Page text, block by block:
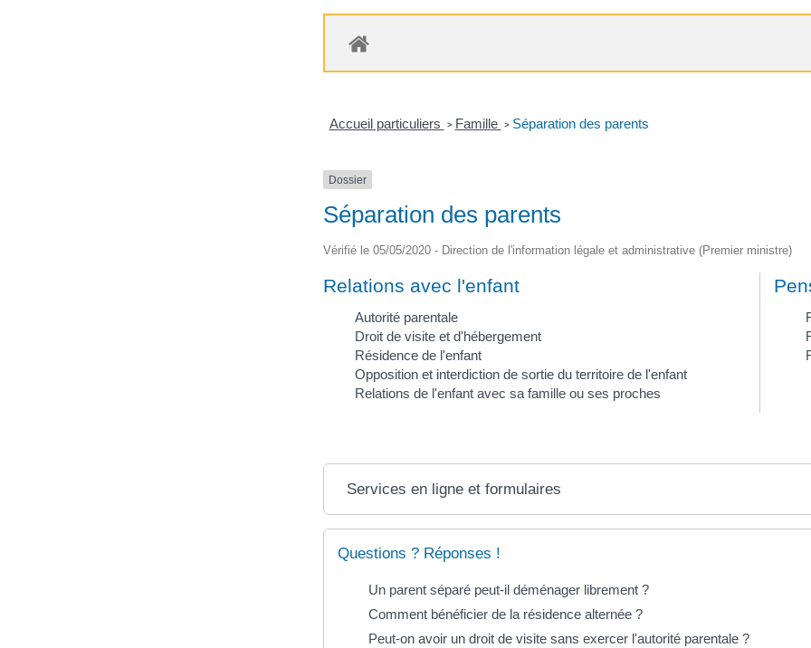
Accueil particuliers > Famille > Séparation des parents
Dossier
Séparation des parents
Vérifié le 05/05/2020 - Direction de l'information légale et administrative (Premier ministre)
Relations avec l'enfant
Autorité parentale
Droit de visite et d'hébergement
Résidence de l'enfant
Opposition et interdiction de sortie du territoire de l'enfant
Relations de l'enfant avec sa famille ou ses proches
Services en ligne et formulaires
Questions ? Réponses !
Un parent séparé peut-il déménager librement ?
Comment bénéficier de la résidence alternée ?
Peut-on avoir un droit de visite sans exercer l'autorité parentale ?